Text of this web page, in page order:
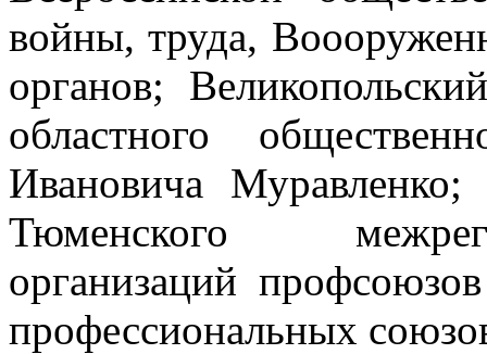
войны, труда,
органов;
областного
Ивановича
Тюменского
организаций
профессиональных